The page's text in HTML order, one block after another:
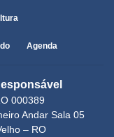
Agenda
000389
Andar Sala 05
– RO